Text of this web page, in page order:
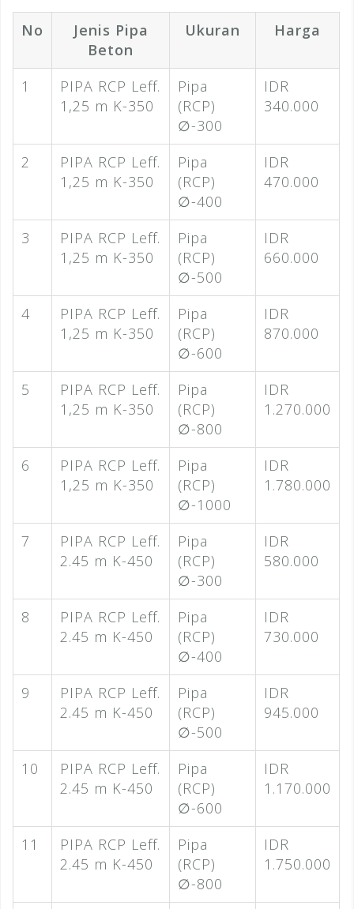
No
Jenis Pipa
Beton
Ukuran Harga
1
PIPA RCP Leff.
1,25 m K-350
Pipa
(RCP)
∅-300
IDR
340.000
2
PIPA RCP Leff.
1,25 m K-350
Pipa
(RCP)
∅-400
IDR
470.000
3
PIPA RCP Leff.
1,25 m K-350
Pipa
(RCP)
∅-500
IDR
660.000
4
PIPA RCP Leff.
1,25 m K-350
Pipa
(RCP)
∅-600
IDR
870.000
5
PIPA RCP Leff.
1,25 m K-350
Pipa
(RCP)
∅-800
IDR
1.270.000
6
PIPA RCP Leff.
1,25 m K-350
Pipa
(RCP)
∅-1000
IDR
1.780.000
7
PIPA RCP Leff.
2.45 m K-450
Pipa
(RCP)
∅-300
IDR
580.000
8
PIPA RCP Leff.
2.45 m K-450
Pipa
(RCP)
∅-400
IDR
730.000
9
PIPA RCP Leff.
2.45 m K-450
Pipa
(RCP)
∅-500
IDR
945.000
10
PIPA RCP Leff.
2.45 m K-450
Pipa
(RCP)
∅-600
IDR
1.170.000
11
PIPA RCP Leff.
2.45 m K-450
Pipa
(RCP)
∅-800
IDR
1.750.000